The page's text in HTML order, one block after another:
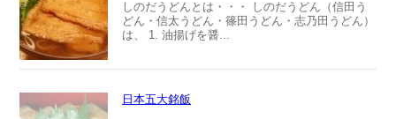
しのだうどんとは・・・ しのだうどん（信田う
どん・信太うどん・篠田うどん・志乃田うどん）
は、 1. 油揚げを醤...
日本五大銘飯